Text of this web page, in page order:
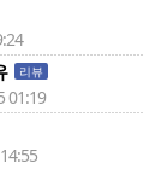
리뷰
01:19